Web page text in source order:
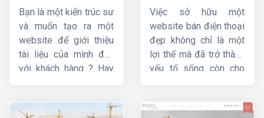
lượng dịch vụ.
chuyên nghiệp,
chuẩn SEO
Bạn là một kiến trúc sư
và muốn tạo ra một
website để giới thiệu
tài liệu của mình đến
với khách hàng ? Hay
web kiến trúc
chuyên
chuyên nghiệp giúp
tăng doanh số
Việc sở hữu một
website bán điện thoại
đẹp không chỉ là một
lợi thế mà đã trở thành
yếu tố sống còn cho
chuỗi bán lẻ lớn. Một